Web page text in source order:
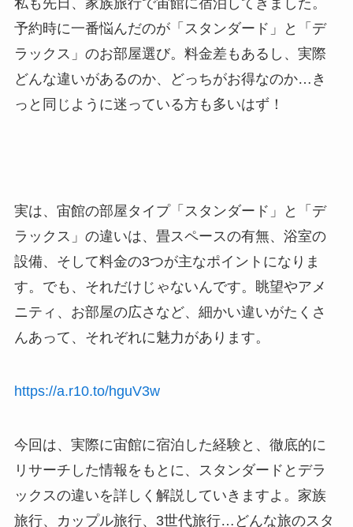
予約時に一番悩んだのが「スタンダード」と「デ
ラックス」のお部屋選び。料金差もあるし、実際
どんな違いがあるのか、どっちがお得なのか…き
っと同じように迷っている方も多いはず！
実は、宙館の部屋タイプ「スタンダード」と「デ
ラックス」の違いは、畳スペースの有無、浴室の
設備、そして料金の3つが主なポイントになりま
す。でも、それだけじゃないんです。眺望やアメ
ニティ、お部屋の広さなど、細かい違いがたくさ
んあって、それぞれに魅力があります。
https://a.r10.to/hguV3w
今回は、実際に宙館に宿泊した経験と、徹底的に
リサーチした情報をもとに、スタンダードとデラ
ックスの違いを詳しく解説していきますよ。家族
旅行、カップル旅行、3世代旅行…どんな旅のスタ